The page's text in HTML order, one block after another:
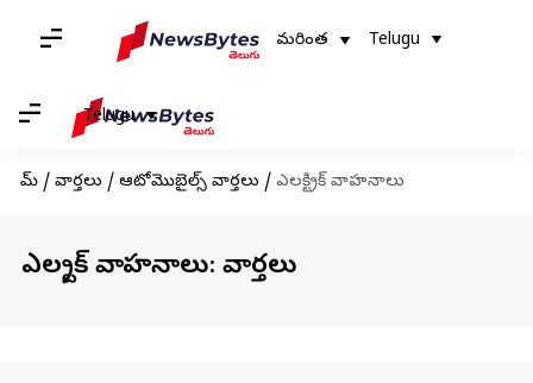
మరింత Telugu
Telugu
హోమ్ / వార్తలు / ఆటోమొబైల్స్ వార్తలు / ఎలక్ట్రిక్ వాహనాలు
ఎలక్ట్రిక్ వాహనాలు: వార్తలు